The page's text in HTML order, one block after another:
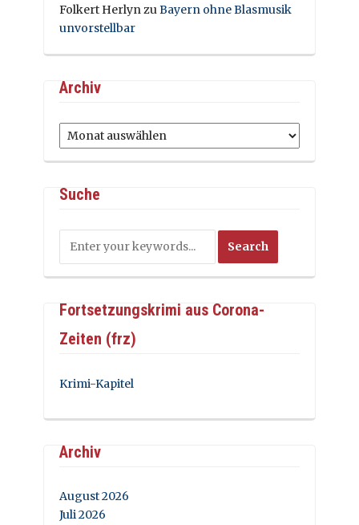
Folkert HerlynzuBayern ohne Blasmusik
unvorstellbar
Archiv
Archiv
Suche
Fortsetzungskrimi aus Corona-
Zeiten (frz)
Krimi-Kapitel
Archiv
August 2026
Juli 2026